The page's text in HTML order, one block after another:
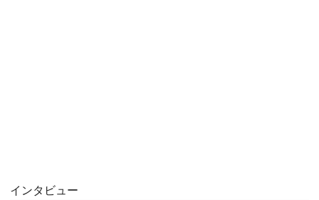
インタビュー